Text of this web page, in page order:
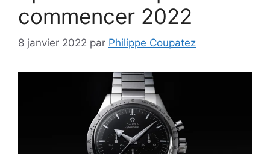
commencer 2022
8 janvier 2022 par Philippe Coupatez